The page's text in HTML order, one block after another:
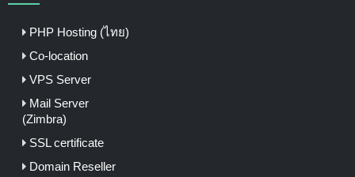
PHP Hosting (ไทย)
Co-location
VPS Server
Mail Server
(Zimbra)
SSL certificate
Domain Reseller